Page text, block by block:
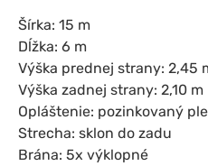
Šírka: 15 m
Dĺžka: 6 m
Výška prednej strany: 2,45
Výška zadnej strany: 2,10 m
Opláštenie: pozinkovaný
Strecha: sklon do zadu
Brána: 5x výklopné